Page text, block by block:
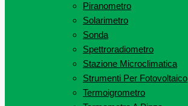
Piranometro
Solarimetro
Sonda
Spettroradiometro
Stazione Microclimatica
Strumenti Per Fotovoltaico
Termoigrometro